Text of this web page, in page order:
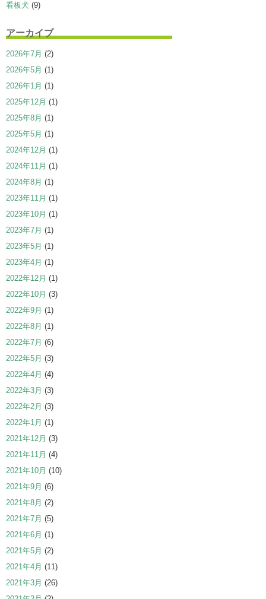
看板犬 (9)
アーカイブ
2026年7月 (2)
2026年5月 (1)
2026年1月 (1)
2025年12月 (1)
2025年8月 (1)
2025年5月 (1)
2024年12月 (1)
2024年11月 (1)
2024年8月 (1)
2023年11月 (1)
2023年10月 (1)
2023年7月 (1)
2023年5月 (1)
2023年4月 (1)
2022年12月 (1)
2022年10月 (3)
2022年9月 (1)
2022年8月 (1)
2022年7月 (6)
2022年5月 (3)
2022年4月 (4)
2022年3月 (3)
2022年2月 (3)
2022年1月 (1)
2021年12月 (3)
2021年11月 (4)
2021年10月 (10)
2021年9月 (6)
2021年8月 (2)
2021年7月 (5)
2021年6月 (1)
2021年5月 (2)
2021年4月 (11)
2021年3月 (26)